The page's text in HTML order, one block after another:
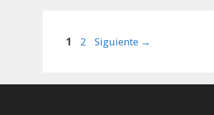
Página
1 Página
2 Siguiente →